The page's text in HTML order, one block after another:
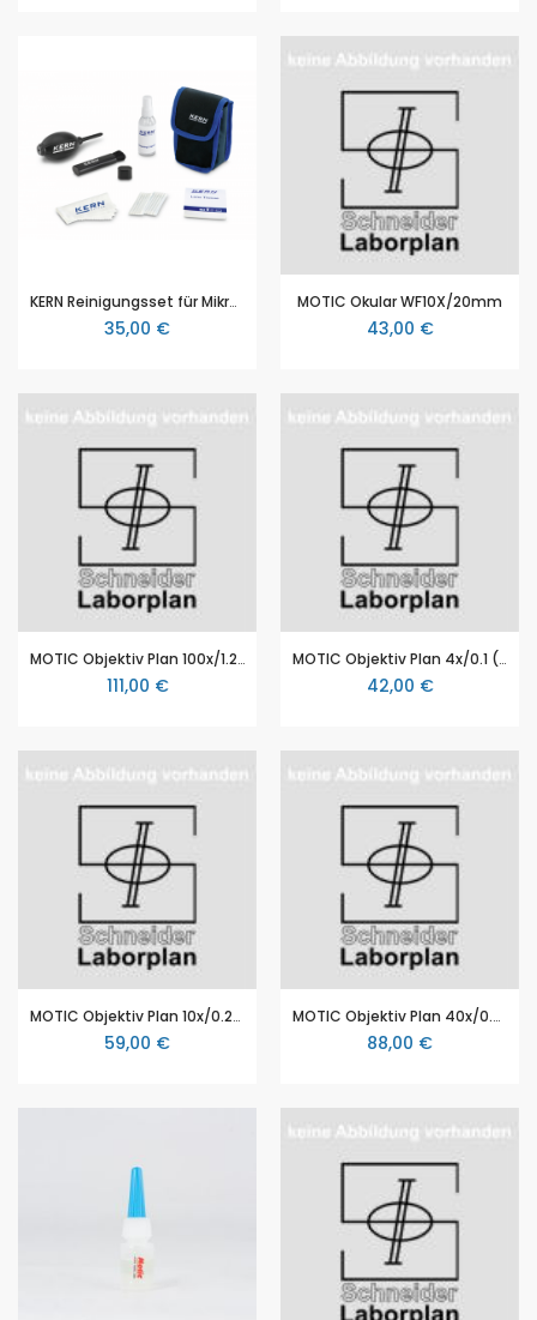
KERN Reinigungsset für Mikroskope (OCS 901), 7 teilig
35,00 €
MOTIC Okular WF10X/20mm
43,00 €
MOTIC Objektiv Plan 100x/1.25/S-Oil (SILVER250 Serie)
111,00 €
MOTIC Objektiv Plan 4x/0.1 (SILVER250 Serie)
42,00 €
MOTIC Objektiv Plan 10x/0.25 (SILVER250 Serie)
59,00 €
MOTIC Objektiv Plan 40x/0.65/S (SILVER250 Serie)
88,00 €